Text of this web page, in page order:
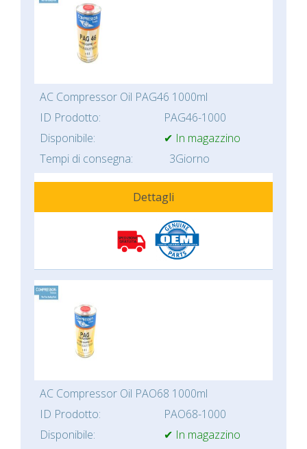
AC Compressor Oil PAG46 1000ml
ID Prodotto:
PAG46-1000
Disponibile:
✔ In magazzino
Tempi di consegna:
3Giorno
Dettagli
AC Compressor Oil PAO68 1000ml
ID Prodotto:
PAO68-1000
Disponibile:
✔ In magazzino